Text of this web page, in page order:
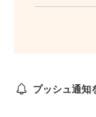
プッシュ通知